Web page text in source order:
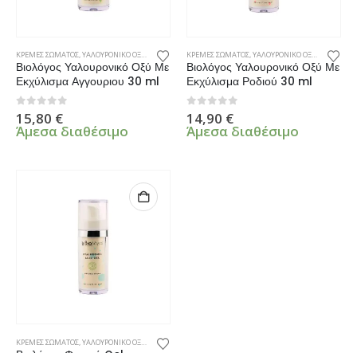
ΚΡΕΜΕΣ ΣΩΜΑΤΟΣ,ΥΑΛΟΥΡΟΝΙΚΟ ΟΞΥ , ΦΡΟΝΤΙΔΑ ΠΡΟΣΩΠΟΥ
Βιολόγος Υαλουρονικό Οξύ Με
Εκχύλισμα Αγγουριου 30 ml
0 από 5
15,80 €
Άμεσα διαθέσιμο
ΚΡΕΜΕΣ ΣΩΜΑΤΟΣ,ΥΑΛΟΥΡΟΝΙΚΟ ΟΞΥ ,
Βιολόγος Υαλουρονικό Οξύ Με
Εκχύλισμα Ροδιού 30 ml
0 από 5
14,90 €
Άμεσα διαθέσιμο
ΚΡΕΜΕΣ ΣΩΜΑΤΟΣ,ΥΑΛΟΥΡΟΝΙΚΟ ΟΞΥ , ΦΡΟΝΤΙΔΑ ΠΡΟΣΩΠΟΥ